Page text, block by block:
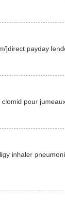
]direct payday
pour
inhaler